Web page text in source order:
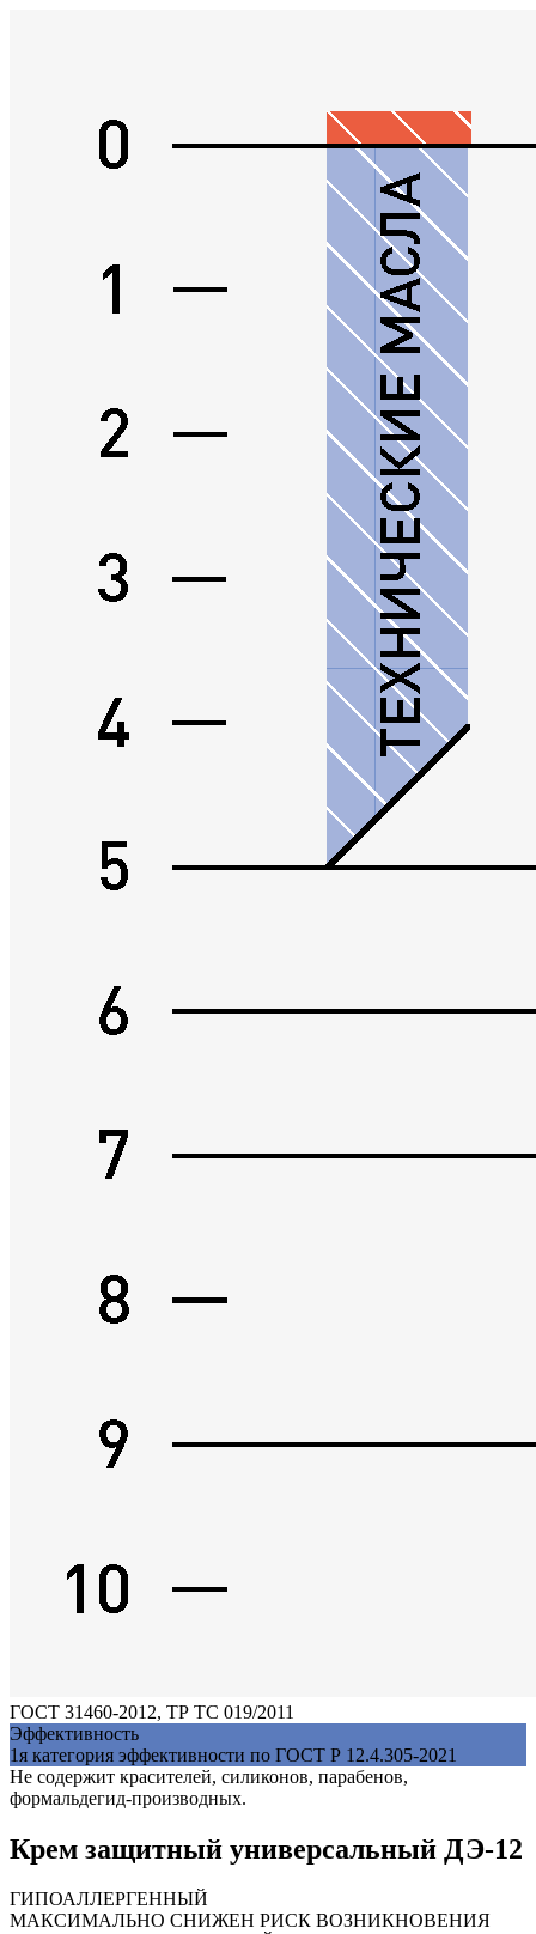
ГОСТ 31460-2012, ТР ТС 019/2011
Эффективность
1я категория эффективности по ГОСТ Р 12.4.305-2021
Не содержит красителей, силиконов, парабенов,
формальдегид-производных.
Крем защитный универсальный ДЭ-12
ГИПОАЛЛЕРГЕННЫЙ
МАКСИМАЛЬНО СНИЖЕН РИСК ВОЗНИКНОВЕНИЯ